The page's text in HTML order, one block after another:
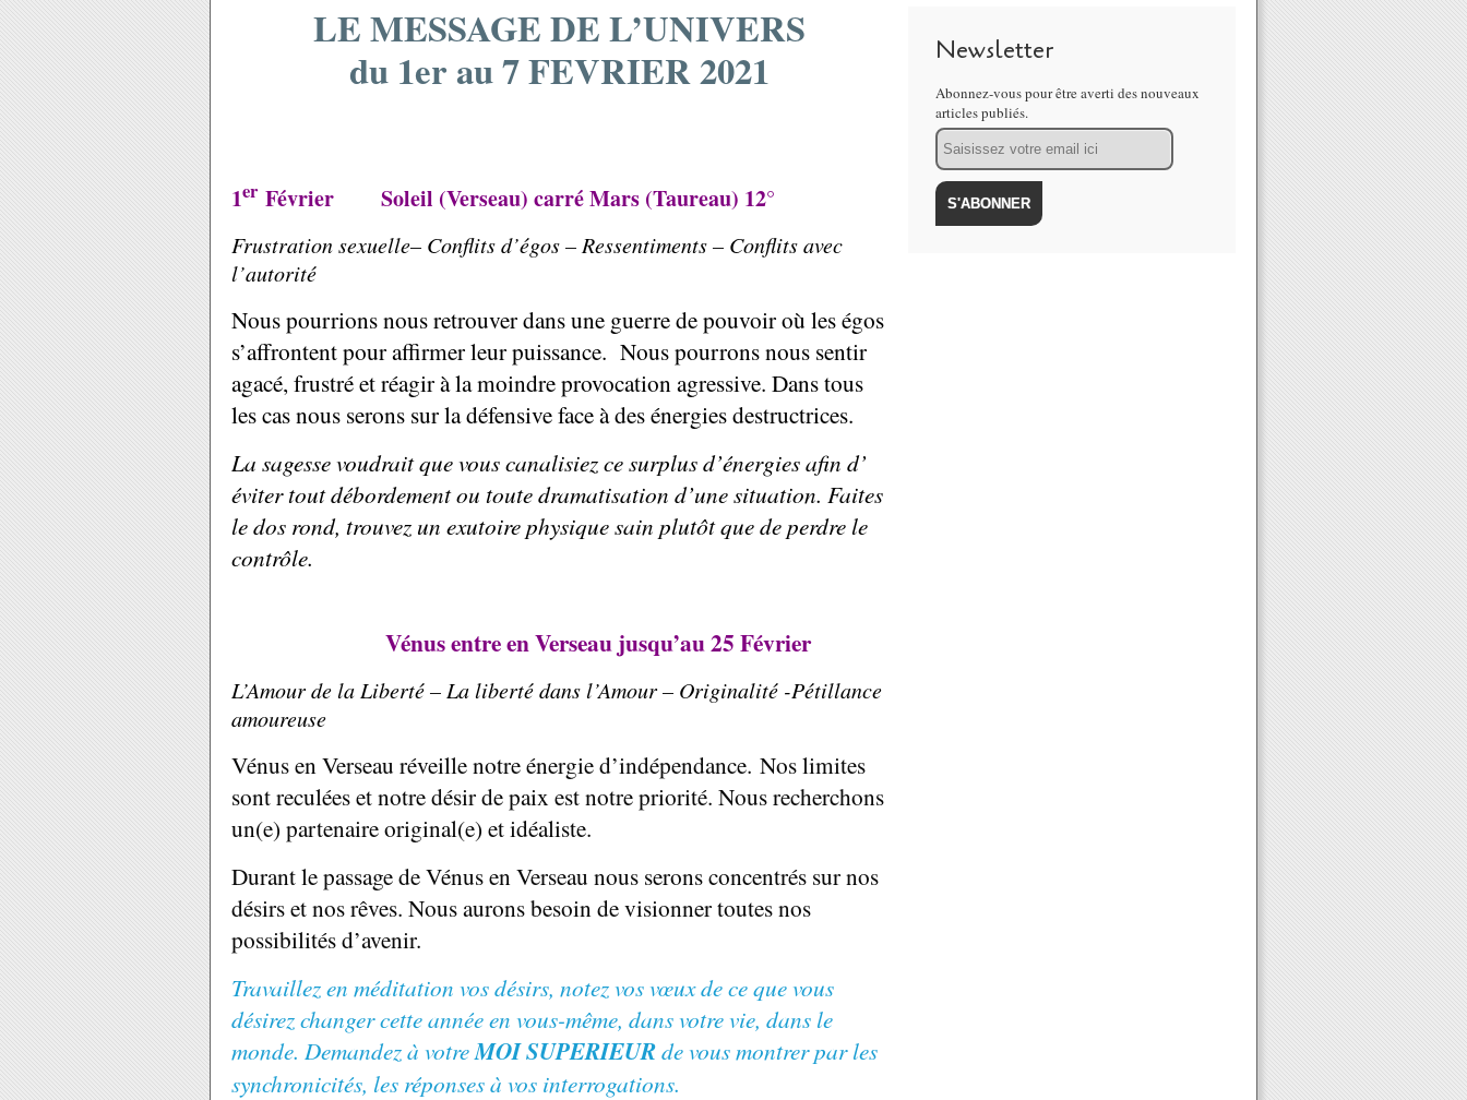
LE MESSAGE DE L’UNIVERS
du 1er au 7 FEVRIER 2021
1erFévrier Soleil (Verseau) carré Mars (Taureau) 12°
Frustration sexuelle– Conflits d’égos – Ressentiments – Conflits avec
l’autorité
Nous pourrions nous retrouver dans une guerre de pouvoir où les égos
s’affrontent pour affirmer leur puissance. Nous pourrons nous sentir
agacé, frustré et réagir à la moindre provocation agressive. Dans tous
les cas nous serons sur la défensive face à des énergies destructrices.
La sagesse voudrait que vous canalisiez ce surplus d’énergies afin d’
éviter tout débordement ou toute dramatisation d’une situation. Faites
le dos rond, trouvez un exutoire physique sain plutôt que de perdre le
contrôle.
Vénus entre en Verseau jusqu’au 25 Février
L’Amour de la Liberté – La liberté dans l’Amour – Originalité -Pétillance
amoureuse
Vénus en Verseau réveille notre énergie d’indépendance. Nos limites
sont reculées et notre désir de paix est notre priorité. Nous recherchons
un(e) partenaire original(e) et idéaliste.
Durant le passage de Vénus en Verseau nous serons concentrés sur nos
désirs et nos rêves. Nous aurons besoin de visionner toutes nos
possibilités d’avenir.
Travaillez en méditation vos désirs, notez vos vœux de ce que vous
désirez changer cette année en vous-même, dans votre vie, dans le
monde. Demandez à votreMOI SUPERIEURde vous montrer par les
synchronicités, les réponses à vos interrogations.
Newsletter
Abonnez-vous pour être averti des nouveaux
articles publiés.
Email